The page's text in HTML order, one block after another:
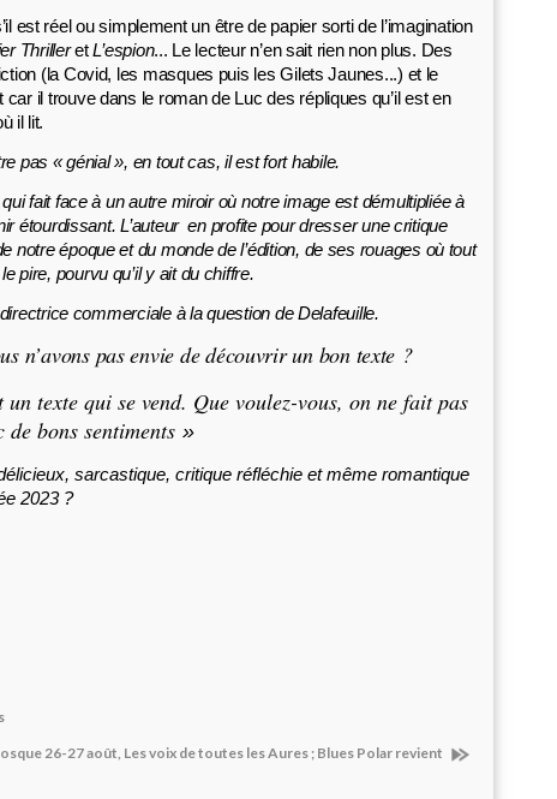
est réel ou simplement un être de papier sorti de l’imagination
ThrilleretL’espion... Le lecteur n’en sait rien non plus. Des
(la Covid, les masques puis les Gilets Jaunes...) et le
car il trouve dans le roman de Luc des répliques qu’il est en
il lit.
pas « génial », en tout cas, il est fort habile.
fait face à un autre miroir où notre image est démultipliée à
étourdissant. L’auteur en profite pour dresser une critique
notre époque et du monde de l’édition, de ses rouages où tout
pire, pourvu qu’il y ait du chiffre.
commerciale à la question de Delafeuille.
n’avons pas envie de découvrir un bon texte ?
qui se vend. Que voulez-vous, on ne fait pas
bons sentiments »
sarcastique, critique réfléchie et même romantique
2023 ?
26-27 août, Les voix de toutes les Aures ; Blues Polar revient